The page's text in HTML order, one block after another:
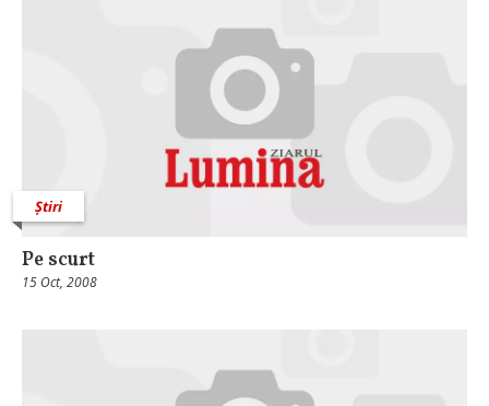
Știri
Pe scurt
15 Oct, 2008